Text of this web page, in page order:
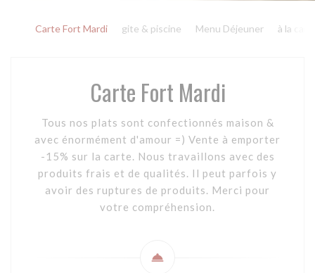
Carte Fort Mardi gite & piscine Menu Déjeuner à la
Carte Fort Mardi
Tous nos plats sont confectionnés maison &
avec énormément d'amour =) Vente à emporter
-15% sur la carte. Nous travaillons avec des
produits frais et de qualités. Il peut parfois y
avoir des ruptures de produits. Merci pour
votre compréhension.